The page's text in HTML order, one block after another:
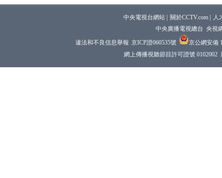
中央電視台網站 關於CCTV.com
人
中央廣播電視總台 央視
違法和不良信息舉報 京ICP證060535號
京公網安備
網上傳播視聽節目許可證號 0102002